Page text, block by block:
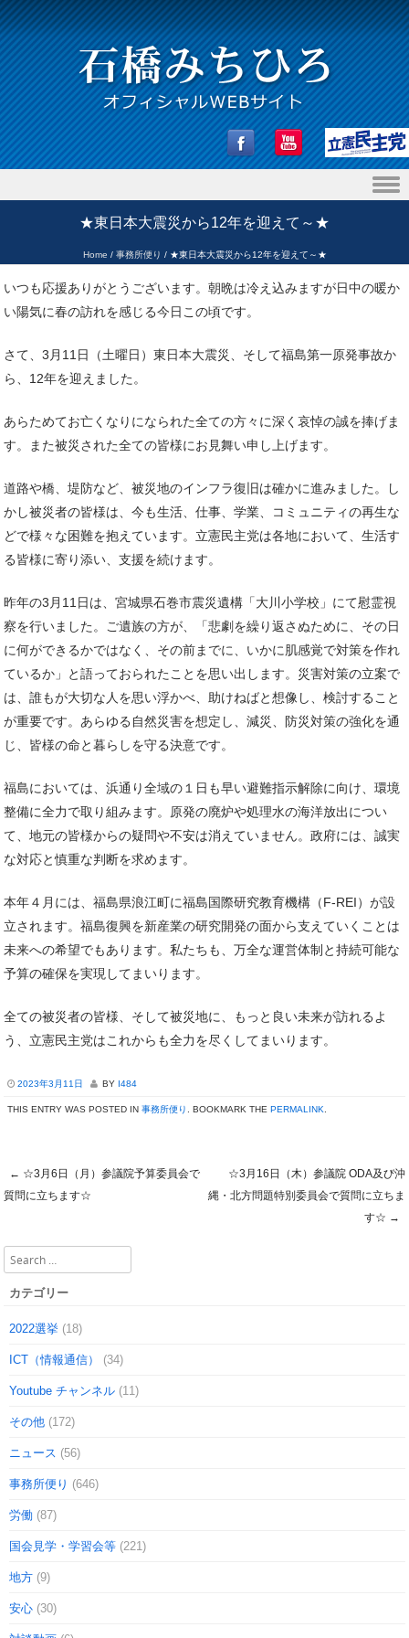
★東日本大震災から12年を迎えて～★
Home /事務所便り / ★東日本大震災から12年を迎えて～★
いつも応援ありがとうございます。朝晩は冷え込みますが日中の暖か
い陽気に春の訪れを感じる今日この頃です。
さて、3月11日（土曜日）東日本大震災、そして福島第一原発事故か
ら、12年を迎えました。
あらためてお亡くなりになられた全ての方々に深く哀悼の誠を捧げま
す。また被災された全ての皆様にお見舞い申し上げます。
道路や橋、堤防など、被災地のインフラ復旧は確かに進みました。し
かし被災者の皆様は、今も生活、仕事、学業、コミュニティの再生な
どで様々な困難を抱えています。立憲民主党は各地において、生活す
る皆様に寄り添い、支援を続けます。
昨年の3月11日は、宮城県石巻市震災遺構「大川小学校」にて慰霊視
察を行いました。ご遺族の方が、「悲劇を繰り返さぬために、その日
に何ができるかではなく、その前までに、いかに肌感覚で対策を作れ
ているか」と語っておられたことを思い出します。災害対策の立案で
は、誰もが大切な人を思い浮かべ、助けねばと想像し、検討すること
が重要です。あらゆる自然災害を想定し、減災、防災対策の強化を通
じ、皆様の命と暮らしを守る決意です。
福島においては、浜通り全域の１日も早い避難指示解除に向け、環境
整備に全力で取り組みます。原発の廃炉や処理水の海洋放出につい
て、地元の皆様からの疑問や不安は消えていません。政府には、誠実
な対応と慎重な判断を求めます。
本年４月には、福島県浪江町に福島国際研究教育機構（F-REI）が設
立されます。福島復興を新産業の研究開発の面から支えていくことは
未来への希望でもあります。私たちも、万全な運営体制と持続可能な
予算の確保を実現してまいります。
全ての被災者の皆様、そして被災地に、もっと良い未来が訪れるよ
う、立憲民主党はこれからも全力を尽くしてまいります。
2023年3月11日 BY I484
THIS ENTRY WAS POSTED IN 事務所便り . BOOKMARK THE PERMALINK
Post navigation
← ☆3月6日（月）参議院予算委員会で
質問に立ちます☆
☆3月16日（木）参議院 ODA及び沖
縄・北方問題特別委員会で質問に立ちま
す☆ →
Search
カテゴリー
2022選挙 (18)
ICT（情報通信） (34)
Youtube チャンネル (11)
その他 (172)
ニュース (56)
事務所便り (646)
労働 (87)
国会見学・学習会等 (221)
地方 (9)
安心 (30)